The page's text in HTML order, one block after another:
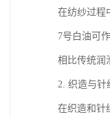
在纺纱过程
7号白油可
相比传统润
2. 织造与针
在织造和针